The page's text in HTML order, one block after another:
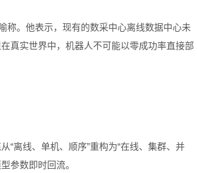
称。他表示，现有的数采中心离线数据中心未
真实世界中，机器人不可能以零成功率直接部
“离线、单机、顺序”重构为“在线、集群、并
参数即时回流。